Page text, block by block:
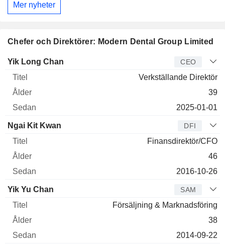
Mer nyheter
Chefer och Direktörer: Modern Dental Group Limited
Verkställande
Yik Long Chan CEO
Verkställande Direktör
39
2025-01-01
Ngai Kit Kwan DFI
Finansdirektör/CFO
46
2016-10-26
Yik Yu Chan SAM
Försäljning & Marknadsföring
38
2014-09-22